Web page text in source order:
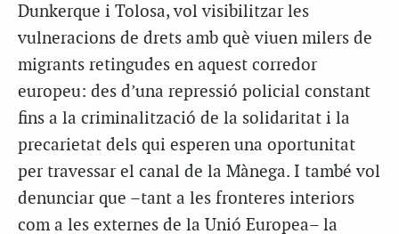
Dunkerque i Tolosa, vol visibilitzar les
vulneracions de drets amb què viuen milers de
migrants retingudes en aquest corredor
europeu: des d’una repressió policial constant
fins a la criminalització de la solidaritat i la
precarietat dels qui esperen una oportunitat
per travessar el canal de la Mànega. I també vol
denunciar que –tant a les fronteres interiors
com a les externes de la Unió Europea– la